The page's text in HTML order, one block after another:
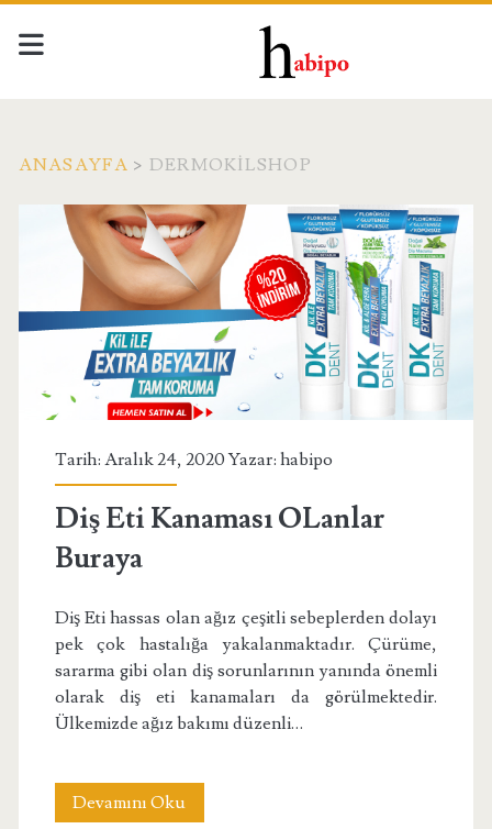
ANASAYFA > DERMOKILSHOP
Etiket:
<span>dermokilshop</
Tarih: Aralık 24, 2020 Yazar: habipo
Diş Eti Kanaması OLanlar
Buraya
Diş Eti hassas olan ağız çeşitli sebeplerden dolayı
pek çok hastalığa yakalanmaktadır. Çürüme,
sararma gibi olan diş sorunlarının yanında önemli
olarak diş eti kanamaları da görülmektedir.
Ülkemizde ağız bakımı düzenli…
Devamını OkuDiş